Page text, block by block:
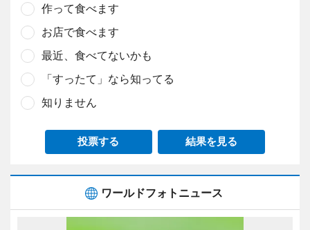
作って食べます
お店で食べます
最近、食べてないかも
「すったて」なら知ってる
知りません
投票する 結果を見る
ワールドフォトニュース